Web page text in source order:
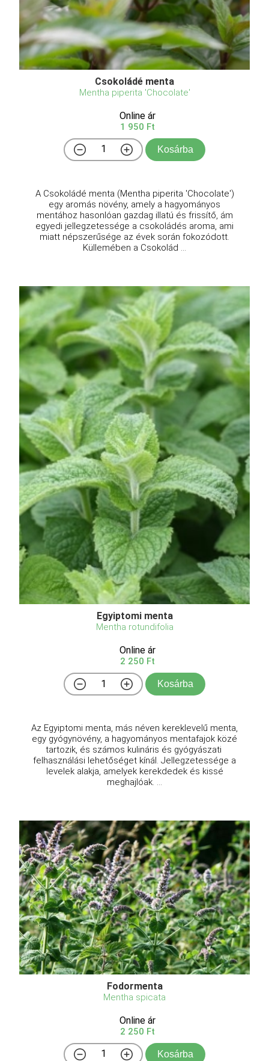
Csokoládé menta
Mentha piperita 'Chocolate'
Online ár
1 950 Ft
Kosárba
A Csokoládé menta (Mentha piperita 'Chocolate')
egy aromás növény, amely a hagyományos
mentához hasonlóan gazdag illatú és frissítő, ám
egyedi jellegzetessége a csokoládés aroma, ami
miatt népszerűsége az évek során fokozódott.
Küllemében a Csokolád ...
Egyiptomi menta
Mentha rotundifolia
Online ár
2 250 Ft
Kosárba
Az Egyiptomi menta, más néven kereklevelű menta,
egy gyógynövény, a hagyományos mentafajok közé
tartozik, és számos kulináris és gyógyászati ​​
felhasználási lehetőséget kínál. Jellegzetessége a
levelek alakja, amelyek kerekdedek és kissé
meghajlóak. ...
Fodormenta
Mentha spicata
Online ár
2 250 Ft
Kosárba